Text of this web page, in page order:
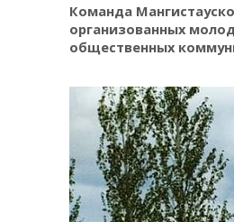
Команда
организованных
общественных